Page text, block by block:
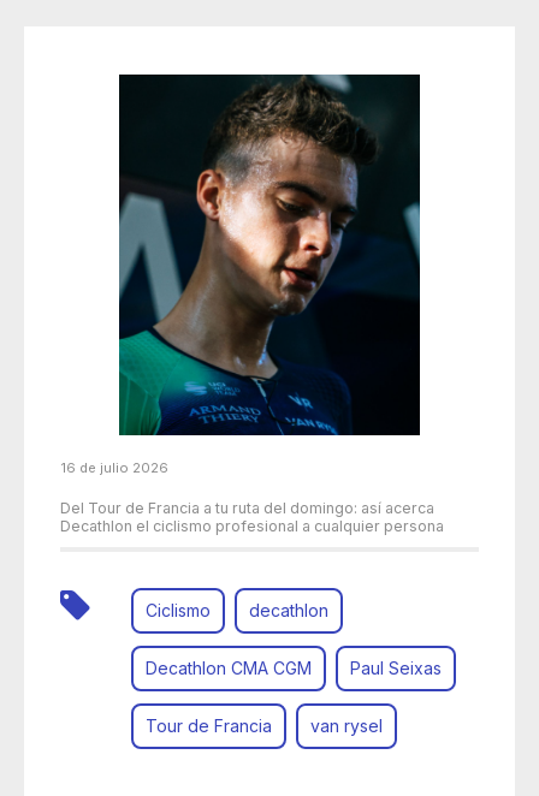
16 de julio 2026
Del Tour de Francia a tu ruta del domingo: así acerca
Decathlon el ciclismo profesional a cualquier persona
Ciclismo decathlon
Decathlon CMA CGM Paul Seixas
Tour de Francia van rysel